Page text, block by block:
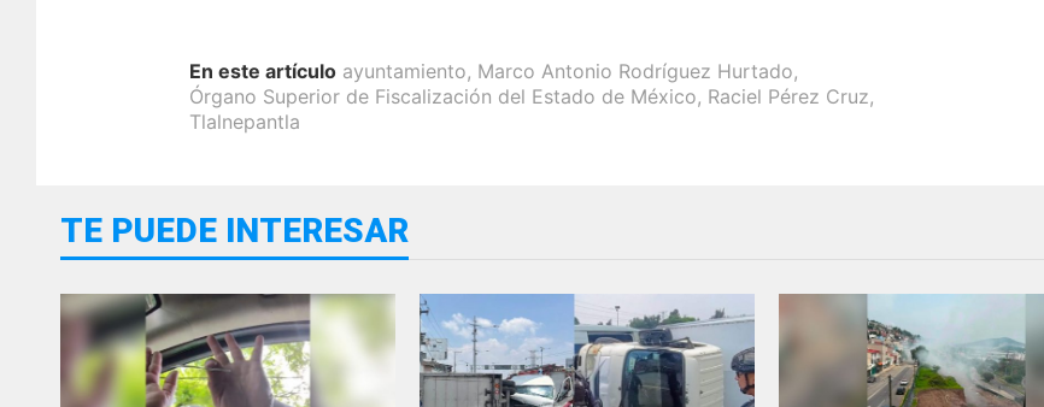
En este artículo ayuntamiento, Marco Antonio Rodríguez Hurtado,
Órgano Superior de Fiscalización del Estado de México, Raciel Pérez Cruz,
Tlalnepantla
TE PUEDE INTERESAR